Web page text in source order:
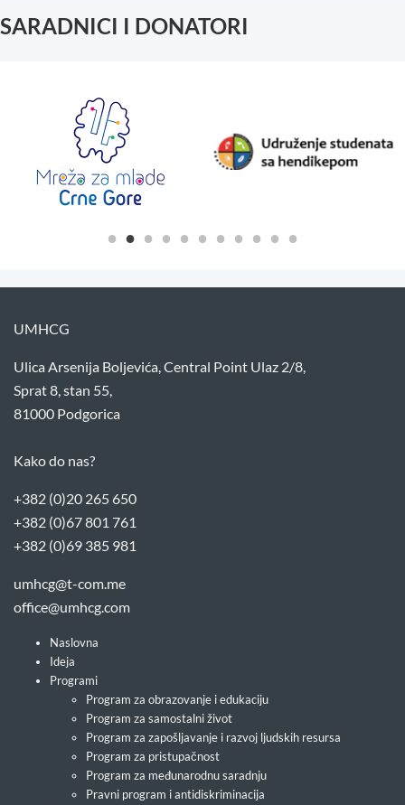
SARADNICI I DONATORI
UMHCG
Ulica Arsenija Boljevića, Central Point Ulaz 2/8,
Sprat 8, stan 55,
81000 Podgorica
Kako do nas?
+382 (0)20 265 650
+382 (0)67 801 761
+382 (0)69 385 981
umhcg@t-com.me
office@umhcg.com
Naslovna
Ideja
Programi
Program za obrazovanje i edukaciju
Program za samostalni život
Program za zapošljavanje i razvoj ljudskih resursa
Program za pristupačnost
Program za međunarodnu saradnju
Pravni program i antidiskriminacija